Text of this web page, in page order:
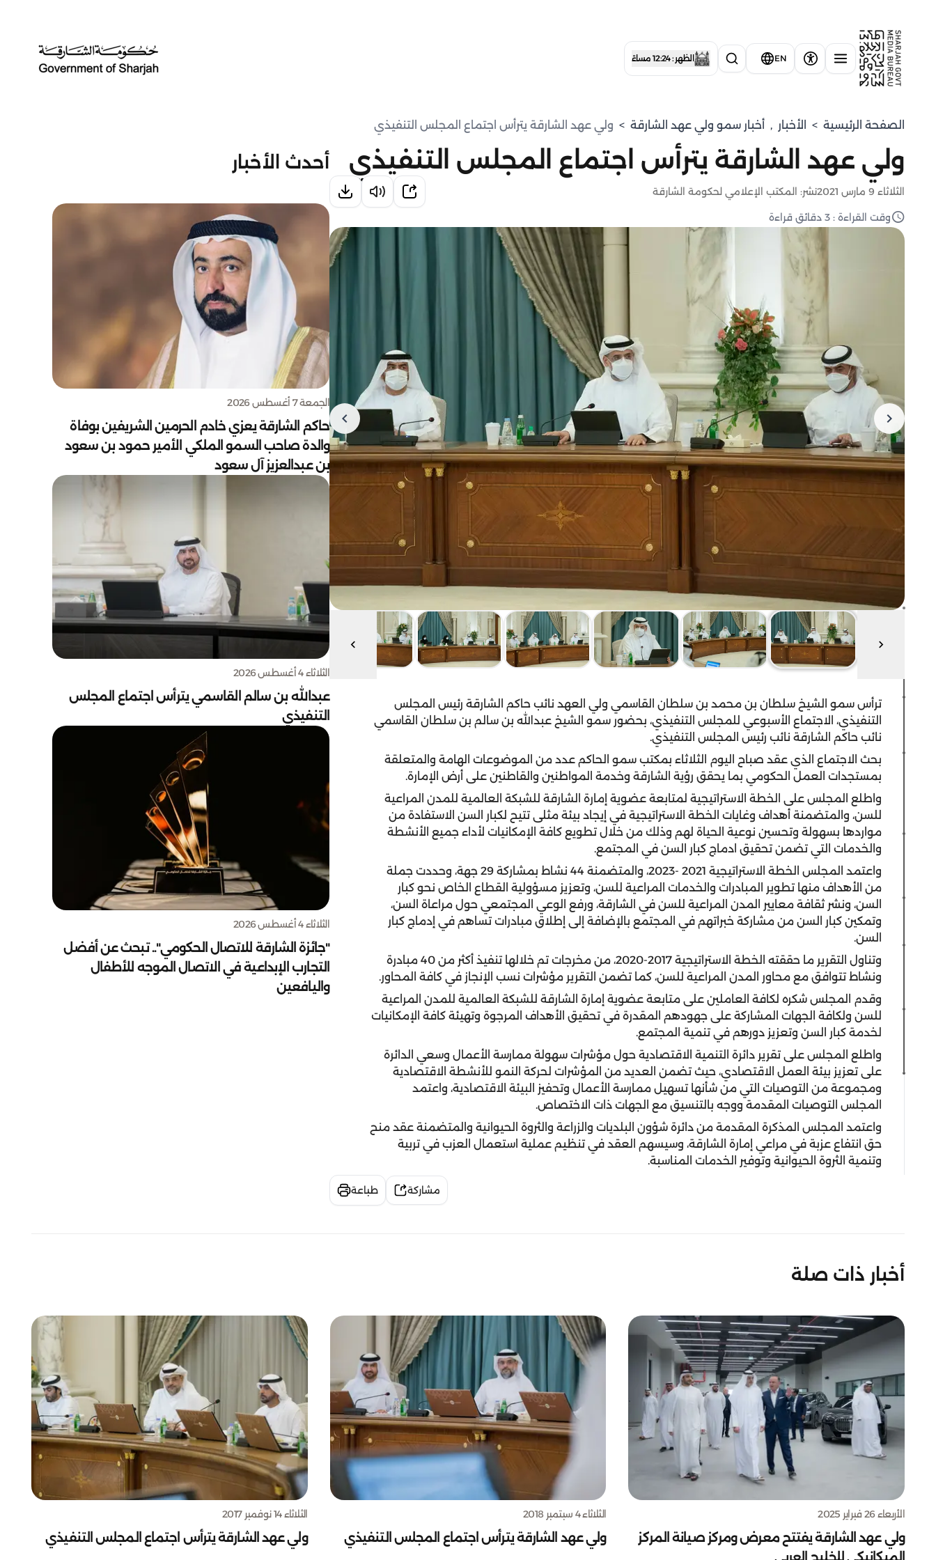
EN الظهر : 12:24 مساءً
الصفحة الرئيسية > الأخبار , ⁠أخبار سمو ولي عهد الشارقة > ولي عهد الشارقة يترأس اجتماع المجلس التنفيذي
ولي عهد الشارقة يترأس اجتماع المجلس التنفيذي
الثلاثاء 9 مارس 2021 نشر: المكتب الإعلامي لحكومة الشارقة
وقت القراءة : 3 دقائق قراءة
ترأس سمو الشيخ سلطان بن محمد بن سلطان القاسمي ولي العهد نائب حاكم الشارقة رئيس المجلس
التنفيذي، الاجتماع الأسبوعي للمجلس التنفيذي، بحضور سمو الشيخ عبدالله بن سالم بن سلطان القاسمي
نائب حاكم الشارقة نائب رئيس المجلس التنفيذي.
بحث الاجتماع الذي عقد صباح اليوم الثلاثاء بمكتب سمو الحاكم عدد من الموضوعات الهامة والمتعلقة
بمستجدات العمل الحكومي بما يحقق رؤية الشارقة وخدمة المواطنين والقاطنين على أرض الإمارة.
واطلع المجلس على الخطة الاستراتيجية لمتابعة عضوية إمارة الشارقة للشبكة العالمية للمدن المراعية
للسن، والمتضمنة أهداف وغايات الخطة الاستراتيجية في إيجاد بيئة مثلى تتيح لكبار السن الاستفادة من
مواردها بسهولة وتحسين نوعية الحياة لهم وذلك من خلال تطويع كافة الإمكانيات لأداء جميع الأنشطة
والخدمات التي تضمن تحقيق ادماج كبار السن في المجتمع.
واعتمد المجلس الخطة الاستراتيجية 2021 -2023، والمتضمنة 44 نشاط بمشاركة 29 جهة، وحددت جملة
من الأهداف منها تطوير المبادرات والخدمات المراعية للسن، وتعزيز مسؤولية القطاع الخاص نحو كبار
السن، ونشر ثقافة معايير المدن المراعية للسن في الشارقة، ورفع الوعي المجتمعي حول مراعاة السن،
وتمكين كبار السن من مشاركة خبراتهم في المجتمع بالإضافة إلى إطلاق مبادرات تساهم في إدماج كبار
السن.
وتناول التقرير ما حققته الخطة الاستراتيجية 2017-2020، من مخرجات تم خلالها تنفيذ أكثر من 40 مبادرة
ونشاط تتوافق مع محاور المدن المراعية للسن، كما تضمن التقرير مؤشرات نسب الإنجاز في كافة المحاور.
وقدم المجلس شكره لكافة العاملين على متابعة عضوية إمارة الشارقة للشبكة العالمية للمدن المراعية
للسن ولكافة الجهات المشاركة على جهودهم المقدرة في تحقيق الأهداف المرجوة وتهيئة كافة الإمكانيات
لخدمة كبار السن وتعزيز دورهم في تنمية المجتمع.
واطلع المجلس على تقرير دائرة التنمية الاقتصادية حول مؤشرات سهولة ممارسة الأعمال وسعي الدائرة
على تعزيز بيئة العمل الاقتصادي، حيث تضمن العديد من المؤشرات لحركة النمو للأنشطة الاقتصادية
ومجموعة من التوصيات التي من شأنها تسهيل ممارسة الأعمال وتحفيز البيئة الاقتصادية، واعتمد
المجلس التوصيات المقدمة ووجه بالتنسيق مع الجهات ذات الاختصاص.
واعتمد المجلس المذكرة المقدمة من دائرة شؤون البلديات والزراعة والثروة الحيوانية والمتضمنة عقد منح
حق انتفاع عزبة في مراعي إمارة الشارقة، وسيسهم العقد في تنظيم عملية استعمال العزب في تربية
وتنمية الثروة الحيوانية وتوفير الخدمات المناسبة.
مشاركة طباعة
أحدث الأخبار
الجمعة 7 أغسطس 2026
حاكم الشارقة يعزي خادم الحرمين الشريفين بوفاة
والدة صاحب السمو الملكي الأمير حمود بن سعود
بن عبدالعزيز آل سعود
الثلاثاء 4 أغسطس 2026
عبدالله بن سالم القاسمي يترأس اجتماع المجلس
التنفيذي
الثلاثاء 4 أغسطس 2026
"جائزة الشارقة للاتصال الحكومي".. تبحث عن أفضل
التجارب الإبداعية في الاتصال الموجه للأطفال
واليافعين
أخبار ذات صلة
الأربعاء 26 فبراير 2025
ولي عهد الشارقة يفتتح معرض ومركز صيانة المركز
الثلاثاء 4 سبتمبر 2018
ولي عهد الشارقة يترأس اجتماع المجلس التنفيذي
الثلاثاء 14 نوفمبر 2017
ولي عهد الشارقة يترأس اجتماع المجلس التنفيذي